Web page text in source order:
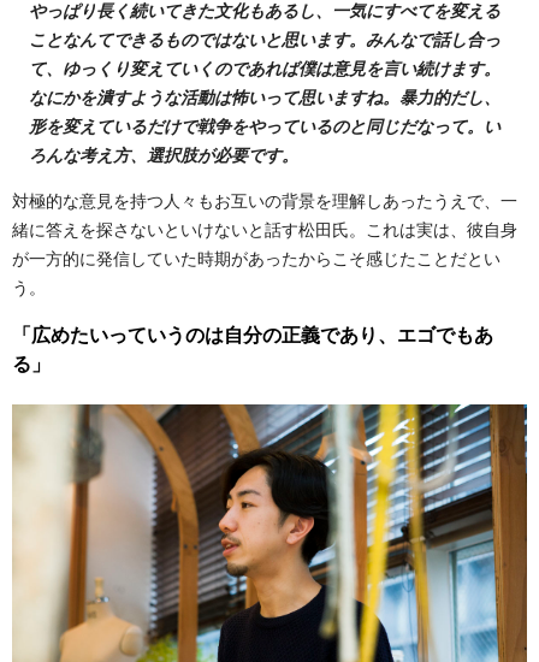
やっぱり長く続いてきた文化もあるし、一気にすべてを変える
ことなんてできるものではないと思います。みんなで話し合っ
て、ゆっくり変えていくのであれば僕は意見を言い続けます。
なにかを潰すような活動は怖いって思いますね。暴力的だし、
形を変えているだけで戦争をやっているのと同じだなって。い
ろんな考え方、選択肢が必要です。
対極的な意見を持つ人々もお互いの背景を理解しあったうえで、一
緒に答えを探さないといけないと話す松田氏。これは実は、彼自身
が一方的に発信していた時期があったからこそ感じたことだとい
う。
「広めたいっていうのは自分の正義であり、エゴでもあ
る」